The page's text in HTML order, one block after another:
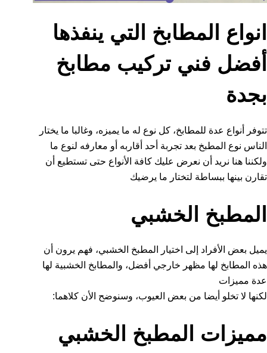
انواع المطابخ التي ينفذها
أفضل فني تركيب مطابخ
بجدة
تتوفر أنواع عدة للمطابخ، كل نوع له ما يميزه، وغالبا ما يختار
الناس نوع المطبخ بعد تجربة أحد أقاربه أو معارفه لنوع ما
ولكننا هنا نريد أن نعرض عليك كافة الأنواع حتى تستطيع أن
تقارن بينها ببساطة لتختار ما يرضيك
المطبخ الخشبي
يميل بعض الأفراد إلى اختيار المطبخ الخشبي، فهم يرون أن
هذه المطابخ لها مظهر خارجي أفضل، والمطابخ الخشبية لها
عدة مميزات
لكنها لا تخلو أيضا من بعض العيوب، وسنوضح الأن كلاهما:
مميزات المطبخ الخشبي